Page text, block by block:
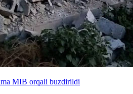
MIB orqali buzdirildi